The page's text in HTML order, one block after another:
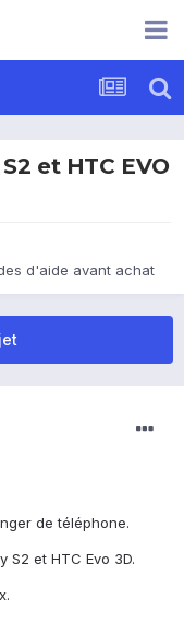
et HTC EVO
d'aide avant achat
de téléphone.
S2 et HTC Evo 3D.